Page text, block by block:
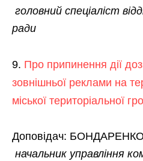
головний спеціаліст
ради
Про припинення дії
зовнішньої реклами на
міської територіальної
Доповідач: БОНДАРЕНКО
начальник управління